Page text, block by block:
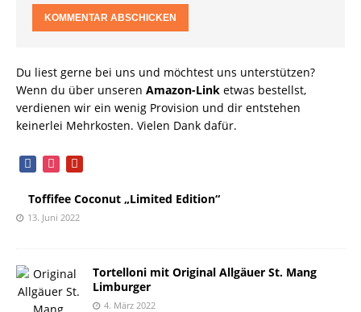
Du liest gerne bei uns und möchtest uns unterstützen?
Wenn du über unseren Amazon-Link etwas bestellst,
verdienen wir ein wenig Provision und dir entstehen
keinerlei Mehrkosten. Vielen Dank dafür.
facebookinstagram
pinterest
Toffifee Coconut „Limited Edition“
13. Juni 2022
Tortelloni mit Original Allgäuer St. Mang
Limburger
4. März 2022